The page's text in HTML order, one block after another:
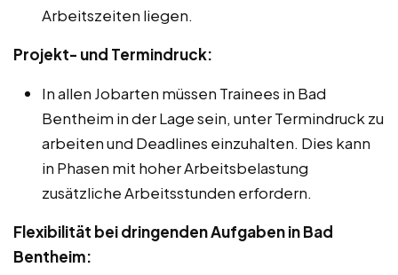
Arbeitszeiten liegen.
Projekt- und Termindruck:
In allen Jobarten müssen Trainees in Bad
Bentheim in der Lage sein, unter Termindruck zu
arbeiten und Deadlines einzuhalten. Dies kann
in Phasen mit hoher Arbeitsbelastung
zusätzliche Arbeitsstunden erfordern.
Flexibilität bei dringenden Aufgaben in Bad
Bentheim: